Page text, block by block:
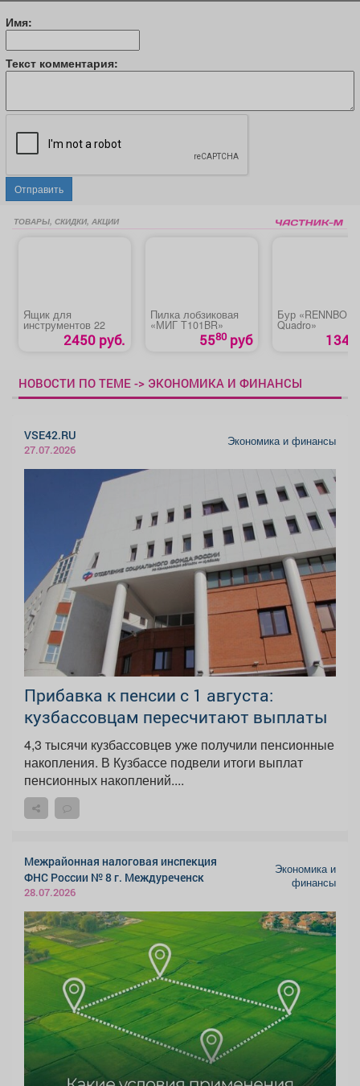
Имя:
Текст комментария:
Отправить
ТОВАРЫ, СКИДКИ, АКЦИИ
Ящик для
инструментов 22
2450 руб.
Пилка лобзиковая
«МИГ T101BR»
5580 руб
Бур
Quadro»
134
НОВОСТИ ПО ТЕМЕ -> ЭКОНОМИКА И ФИНАНСЫ
VSE42.RU
27.07.2026
Экономика и финансы
Прибавка к пенсии с 1 августа:
кузбассовцам пересчитают выплаты
4,3 тысячи кузбассовцев уже получили пенсионные
накопления. В Кузбассе подвели итоги выплат
пенсионных накоплений....
Межрайонная налоговая инспекция
ФНС России № 8 г. Междуреченск
28.07.2026
Экономика и
финансы